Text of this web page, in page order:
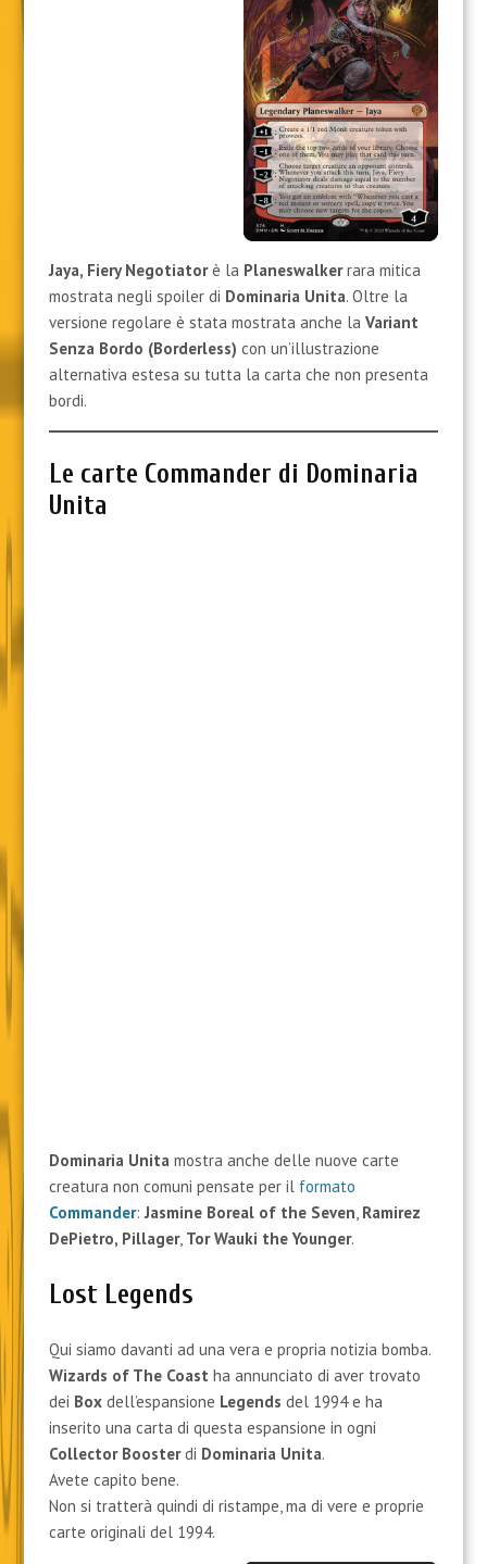
Jaya, Fiery Negotiatorè la Planeswalkerrara mitica
mostrata negli spoiler di Dominaria Unita. Oltre la
versione regolare è stata mostrata anche la Variant
Senza Bordo (Borderless) con un’illustrazione
alternativa estesa su tutta la carta che non presenta
bordi.
Le carte Commander di Dominaria
Unita
Dominaria Unita
mostra anche delle nuove carte
creatura non comuni pensate per ilformato
Commander
Jasmine Boreal of the Seven
DePietro, Pillager
Lost Legends